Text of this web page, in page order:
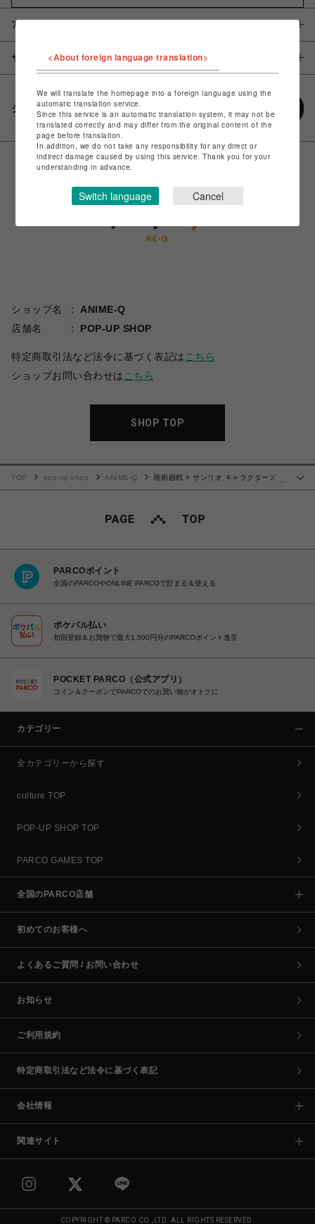
アイテム説明 / 素材
サイズ
シェアする
ショップ名
ANIME-Q
店舗名
POP-UP SHOP
特定商取引法など法令に基づく表記は こちら
ショップお問い合わせは こちら
SHOP TOP
TOP pop-up-shop ANIME-Q
呪術廻戦 × サンリオ キャラクターズ |
PARCOポイント
全国のPARCOやONLINE PARCOで貯まる＆使える
ポケパル払い
初回登録＆お買物で最大1,500円分のPARCOポイント進呈
POCKET PARCO（公式アプリ）
コイン＆クーポンでPARCOでのお買い物がオトクに
カテゴリー
全カテゴリーから探す
culture TOP
POP-UP SHOP TOP
PARCO GAMES TOP
全国のPARCO店舗
初めてのお客様へ
よくあるご質問 / お問い合わせ
お知らせ
ご利用規約
特定商取引法など法令に基づく表記
会社情報
関連サイト
COPYRIGHT © PARCO CO.,LTD. ALL RIGHTS RESERVED.
<About foreign language translation>
We will translate the homepage into a foreign language using the
automatic translation service.
Since this service is an automatic translation system, it may not be
translated correctly and may differ from the original content of the
page before translation.
In addition, we do not take any responsibility for any direct or
indirect damage caused by using this service. Thank you for your
understanding in advance.
Switch language Cancel